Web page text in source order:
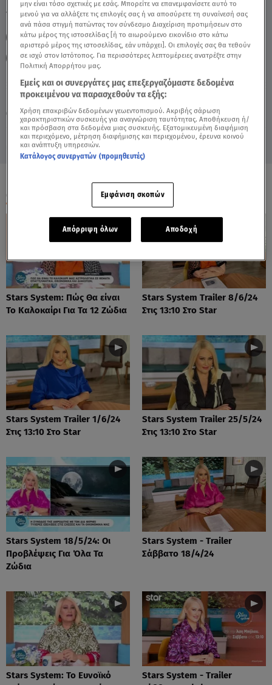
Παρασκευή 7 Αυγούστου 2026
10.12.20, 12:23 ΖΩΔΙΑ
TAGS: ΖΩΔΙΑ ΖΩΔΙΑ ΣΗΜΕΡΑ ΖΩΔΙΑ ΑΣΗ ΜΠΗΛΙΟΥ
ΑΣΗ ΜΠΗΛΙΟΥ ΑΣΤΡΟΛΟΓΙΚΕΣ ΠΡΟΒΛΕΨΕΙΣ
ΖΥΓΟΣ
ΣΤΗ ΦΩΛΙΑ ΤΩΝ ΚΟΥ ΚΟΥ
ΟΛΑ ΤΑ ΒΙΝΤΕΟ
Stars System: Πώς Θα είναι
Το Καλοκαίρι Για Τα 12 Ζώδια
Stars System Trailer 8/6/24
Στις 13:10 Στο Star
Stars System Trailer 1/6/24
Στις 13:10 Στο Star
Stars System Trailer 25/5/24
Στις 13:10 Στο Star
Stars System 18/5/24: Οι
Προβλέψεις Για Όλα Τα
Ζώδια
Stars System - Trailer
Σάββατο 18/4/24
Stars System: Το Ευνοϊκό
Stars System - Trailer
μην είναι τόσο σχετικές με εσάς. Μπορείτε να επανεμφανίσετε αυτό το
μενού για να αλλάξετε τις επιλογές σας ή να αποσύρετε τη συναίνεσή σας
ανά πάσα στιγμή πατώντας τον σύνδεσμο Διαχείριση προτιμήσεων στο
κάτω μέρος της ιστοσελίδας [ή το αιωρούμενο εικονίδιο στο κάτω
αριστερό μέρος της ιστοσελίδας, εάν υπάρχει]. Οι επιλογές σας θα τεθούν
σε ισχύ στον Ιστότοπος. Για περισσότερες λεπτομέρειες ανατρέξτε στην
Πολιτική Απορρήτου μας.
Εμείς και οι συνεργάτες μας επεξεργαζόμαστε δεδομένα
προκειμένου να παρασχεθούν τα εξής:
Χρήση επακριβών δεδομένων γεωεντοπισμού. Ακριβής σάρωση
χαρακτηριστικών συσκευής για αναγνώριση ταυτότητας. Αποθήκευση ή/
και πρόσβαση στα δεδομένα μιας συσκευής. Εξατομικευμένη διαφήμιση
και περιεχόμενο, μέτρηση διαφήμισης και περιεχομένου, έρευνα κοινού
και ανάπτυξη υπηρεσιών.
Κατάλογος συνεργατών (προμηθευτές)
Εμφάνιση σκοπών
Απόρριψη όλων Αποδοχή